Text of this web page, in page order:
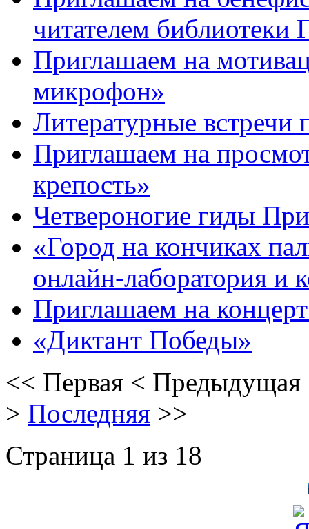
читателем
Приглашаем на
микрофон»
Литературные встречи
Приглашаем на
крепость»
Четвероногие гиды
«Город на кончиках
онлайн-лаборатория и
Приглашаем на
«Диктант Победы»
<< Первая < Предыдущая
> Последняя >>
Страница 1 из 18